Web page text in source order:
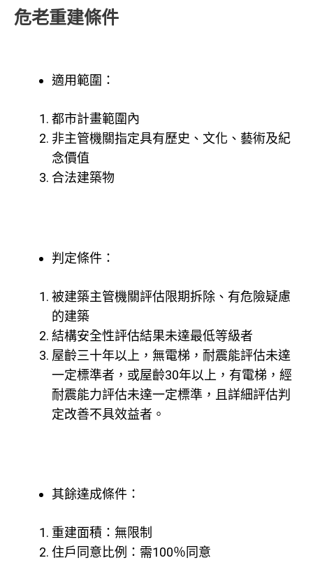
危老重建條件
適用範圍：
都市計畫範圍內
非主管機關指定具有歷史、文化、藝術及紀
念價值
合法建築物
判定條件：
被建築主管機關評估限期拆除、有危險疑慮
的建築
結構安全性評估結果未達最低等級者
屋齡三十年以上，無電梯，耐震能評估未達
一定標準者，或屋齡30年以上，有電梯，經
耐震能力評估未達一定標準，且詳細評估判
定改善不具效益者。
其餘達成條件：
重建面積：無限制
住戶同意比例：需100％同意